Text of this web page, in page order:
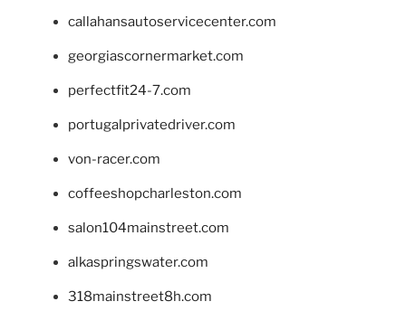
callahansautoservicecenter.com
georgiascornermarket.com
perfectfit24-7.com
portugalprivatedriver.com
von-racer.com
coffeeshopcharleston.com
salon104mainstreet.com
alkaspringswater.com
318mainstreet8h.com